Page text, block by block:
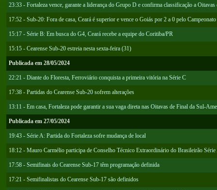
23:33 - Fortaleza vence, garante a liderança do Grupo D e confirma classificação a
17:52 - Sub-20: Fora de casa, Ceará é superior e vence o Goiás por 2 a 0 pelo
15:17 - Série B: Em busca do G4, Ceará recebe a equipe do Coritiba/PR
15:15 - Cearense Sub-20 estreia nesta sexta-feira (31)
Publicada em 28/05/2024
22:21 - Diante do Floresta, Ferroviário conquista a primeira vitória na Série C
17:38 - Partidas do Cearense Sub-20 sofrem alterações
13:11 - Em casa, Fortaleza pode garantir a sua vaga direta nas Oitavas de Final da Sul-
Publicada em 27/05/2024
19:43 - Série A: Partida do Fortaleza sofre mudança de local
18:12 - Mauro Carmélio participa de Conselho Técnico Extraordinário do Brasileirão Série
17:58 - Semifinais do Cearense Sub-17 têm programação definida
17:21 - Semifinalistas do Cearense Sub-17 são definidos